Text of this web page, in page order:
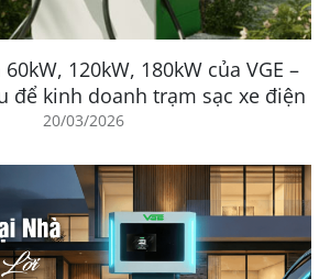
120kW, 180kW của VGE –
để kinh doanh trạm sạc xe điện
20/03/2026